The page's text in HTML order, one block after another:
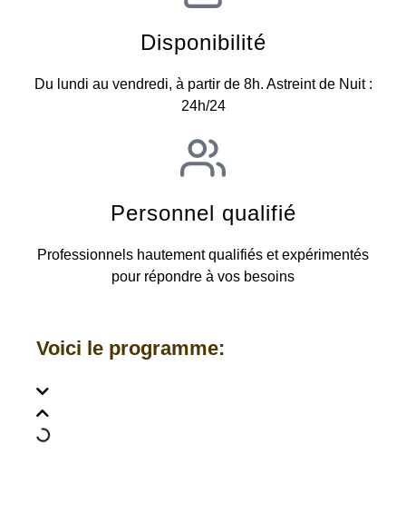
Disponibilité
Du lundi au vendredi, à partir de 8h. Astreint de Nuit :
24h/24
Personnel qualifié
Professionnels hautement qualifiés et expérimentés
pour répondre à vos besoins
Voici le programme: